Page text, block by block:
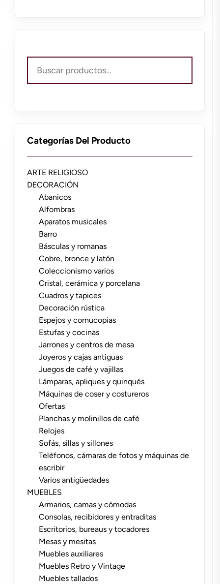
por:
Categorías Del Producto
ARTE RELIGIOSO
DECORACIÓN
Abanicos
Alfombras
Aparatos musicales
Barro
Básculas y romanas
Cobre, bronce y latón
Coleccionismo varios
Cristal, cerámica y porcelana
Cuadros y tapices
Decoración rústica
Espejos y cornucopias
Estufas y cocinas
Jarrones y centros de mesa
Joyeros y cajas antiguas
Juegos de café y vajillas
Lámparas, apliques y quinqués
Máquinas de coser y costureros
Ofertas
Planchas y molinillos de café
Relojes
Sofás, sillas y sillones
Teléfonos, cámaras de fotos y máquinas de
escribir
Varios antigüedades
MUEBLES
Armarios, camas y cómodas
Consolas, recibidores y entraditas
Escritorios, bureaus y tocadores
Mesas y mesitas
Muebles auxiliares
Muebles Retro y Vintage
Muebles tallados